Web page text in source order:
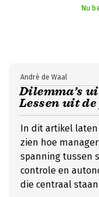
Nu
Dilemma’s
Lessen uit
André de Waal
In dit artikel laten
zien hoe
spanning tussen
controle en
die centraal